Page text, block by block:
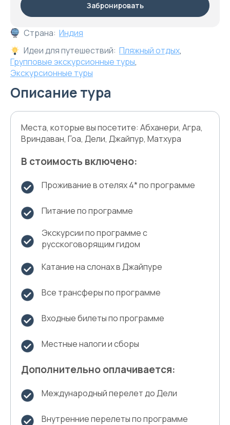
Страна: Индия
Идеи для путешествий: Пляжный отдых,
Групповые экскурсионные туры,
Экскурсионные туры
Описание тура
Места, которые вы посетите: Абханери, Агра,
Вриндаван, Гоа, Дели, Джайпур, Матхура
В стоимость включено:
Проживание в отелях 4* по программе
Питание по программе
Экскурсии по программе с
русскоговорящим гидом
Катание на слонах в Джайпуре
Все трансферы по программе
Входные билеты по программе
Местные налоги и сборы
Дополнительно оплачивается:
Международный перелет до Дели
Внутренние перелеты по программе
Забронировать